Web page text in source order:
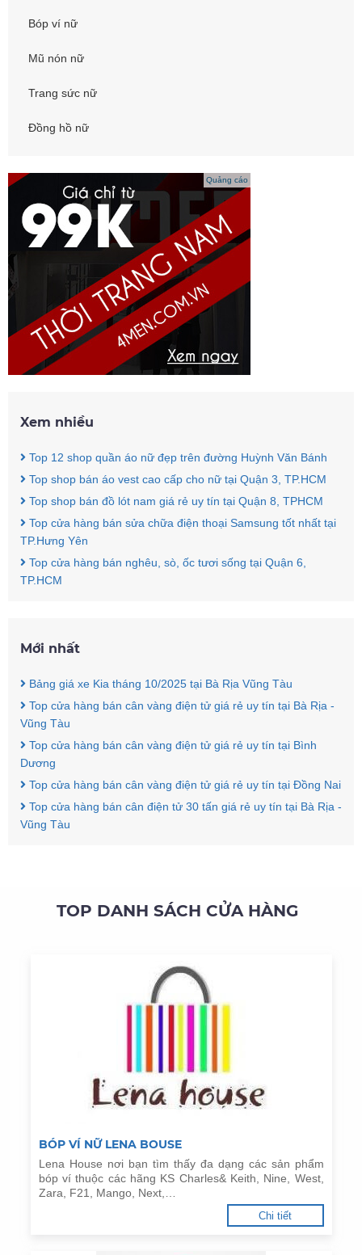
Bóp ví nữ
Mũ nón nữ
Trang sức nữ
Đồng hồ nữ
Quảng cáo
Xem nhiều
Top 12 shop quần áo nữ đẹp trên đường Huỳnh Văn Bánh
Top shop bán áo vest cao cấp cho nữ tại Quận 3, TP.HCM
Top shop bán đồ lót nam giá rẻ uy tín tại Quận 8, TPHCM
Top cửa hàng bán sửa chữa điện thoại Samsung tốt nhất tại
TP.Hưng Yên
Top cửa hàng bán nghêu, sò, ốc tươi sống tại Quận 6,
TP.HCM
Mới nhất
Bảng giá xe Kia tháng 10/2025 tại Bà Rịa Vũng Tàu
Top cửa hàng bán cân vàng điện tử giá rẻ uy tín tại Bà Rịa -
Vũng Tàu
Top cửa hàng bán cân vàng điện tử giá rẻ uy tín tại Bình
Dương
Top cửa hàng bán cân vàng điện tử giá rẻ uy tín tại Đồng Nai
Top cửa hàng bán cân điện tử 30 tấn giá rẻ uy tín tại Bà Rịa -
Vũng Tàu
TOP DANH SÁCH CỬA HÀNG
BÓP VÍ NỮ LENA BOUSE
Lena House nơi bạn tìm thấy đa dạng các sản phẩm
bóp ví thuộc các hãng KS Charles& Keith, Nine, West,
Zara, F21, Mango, Next,…
Chi tiết